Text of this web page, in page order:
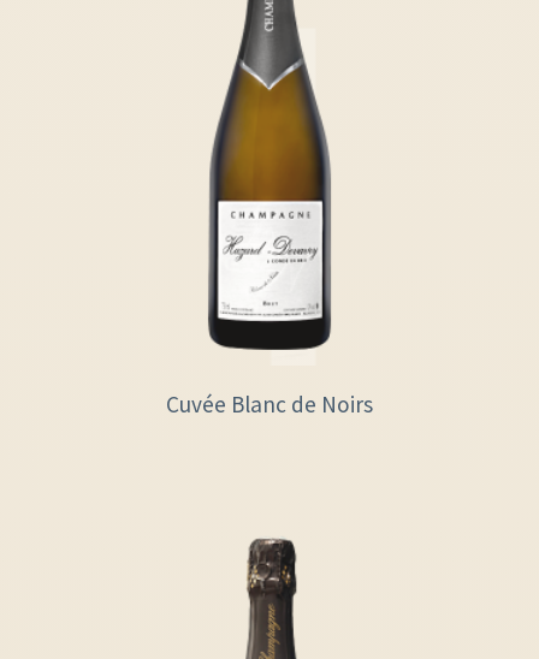
Cuvée Blanc de Noirs